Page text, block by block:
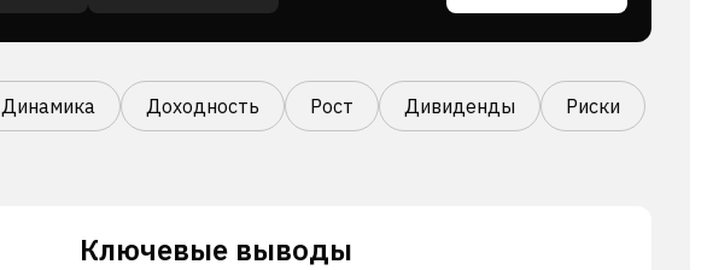
Динамика Доходность Рост Дивиденды Риски
Ключевые выводы